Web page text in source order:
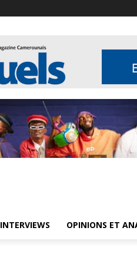
INTERVIEWS OPINIONS ET